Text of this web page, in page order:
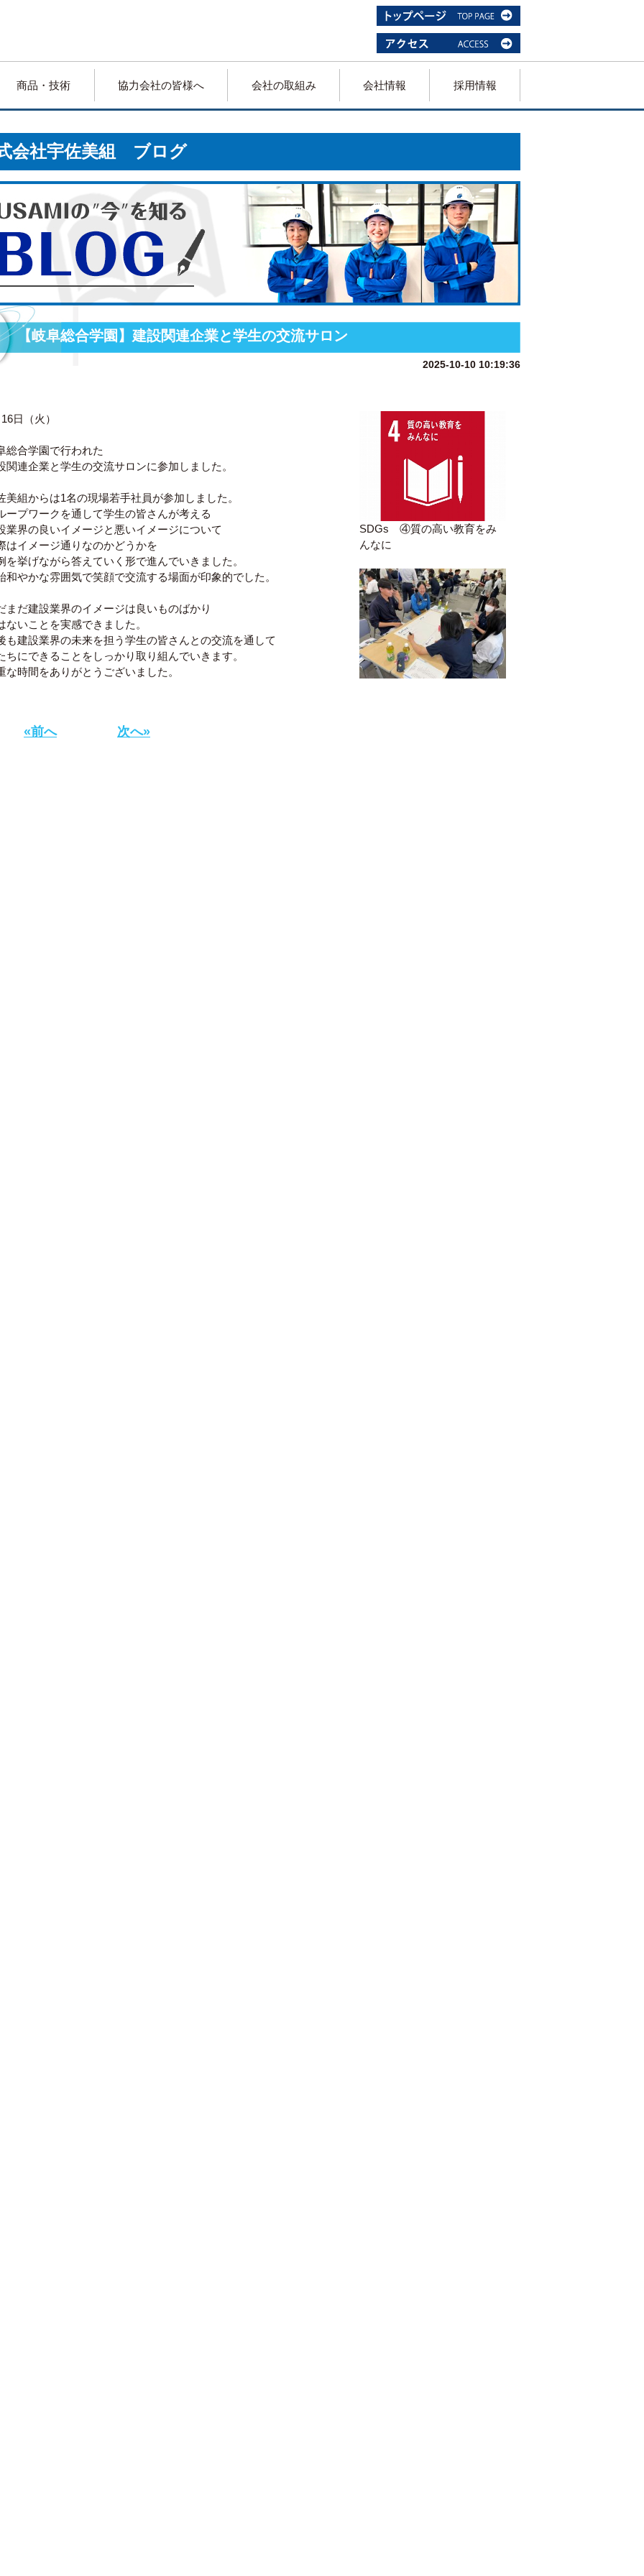
商品・技術 協力会社の皆様へ 会社の取組み 会社情報 採用情報
会社宇佐美組 ブログ
【岐阜総合学園】建設関連企業と学生の交流サロン
2025-10-10 10:19:36
日（火）
総合学園で行われた
関連企業と学生の交流サロンに参加しました。
美組からは1名の現場若手社員が参加しました。
ープワークを通して学生の皆さんが考える
業界の良いイメージと悪いイメージについて
はイメージ通りなのかどうかを
を挙げながら答えていく形で進んでいきました。
和やかな雰囲気で笑顔で交流する場面が印象的でした。
まだ建設業界のイメージは良いものばかり
ないことを実感できました。
も建設業界の未来を担う学生の皆さんとの交流を通して
ちにできることをしっかり取り組んでいきます。
な時間をありがとうございました。
SDGs ④質の高い教育をみ
んなに
«前へ 次へ»